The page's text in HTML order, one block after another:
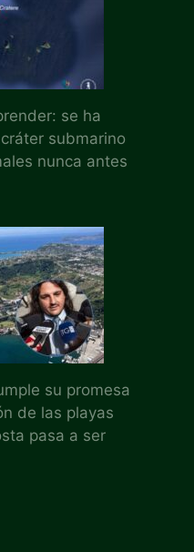
se ha
submarino
nunca antes
su promesa
de las playas
pasa a ser